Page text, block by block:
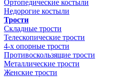
Ортопедические костыли
Недорогие костыли
Трости
Складные трости
Телескопические трости
4-х опорные трости
Противоскользящие трости
Металлические трости
Женские трости